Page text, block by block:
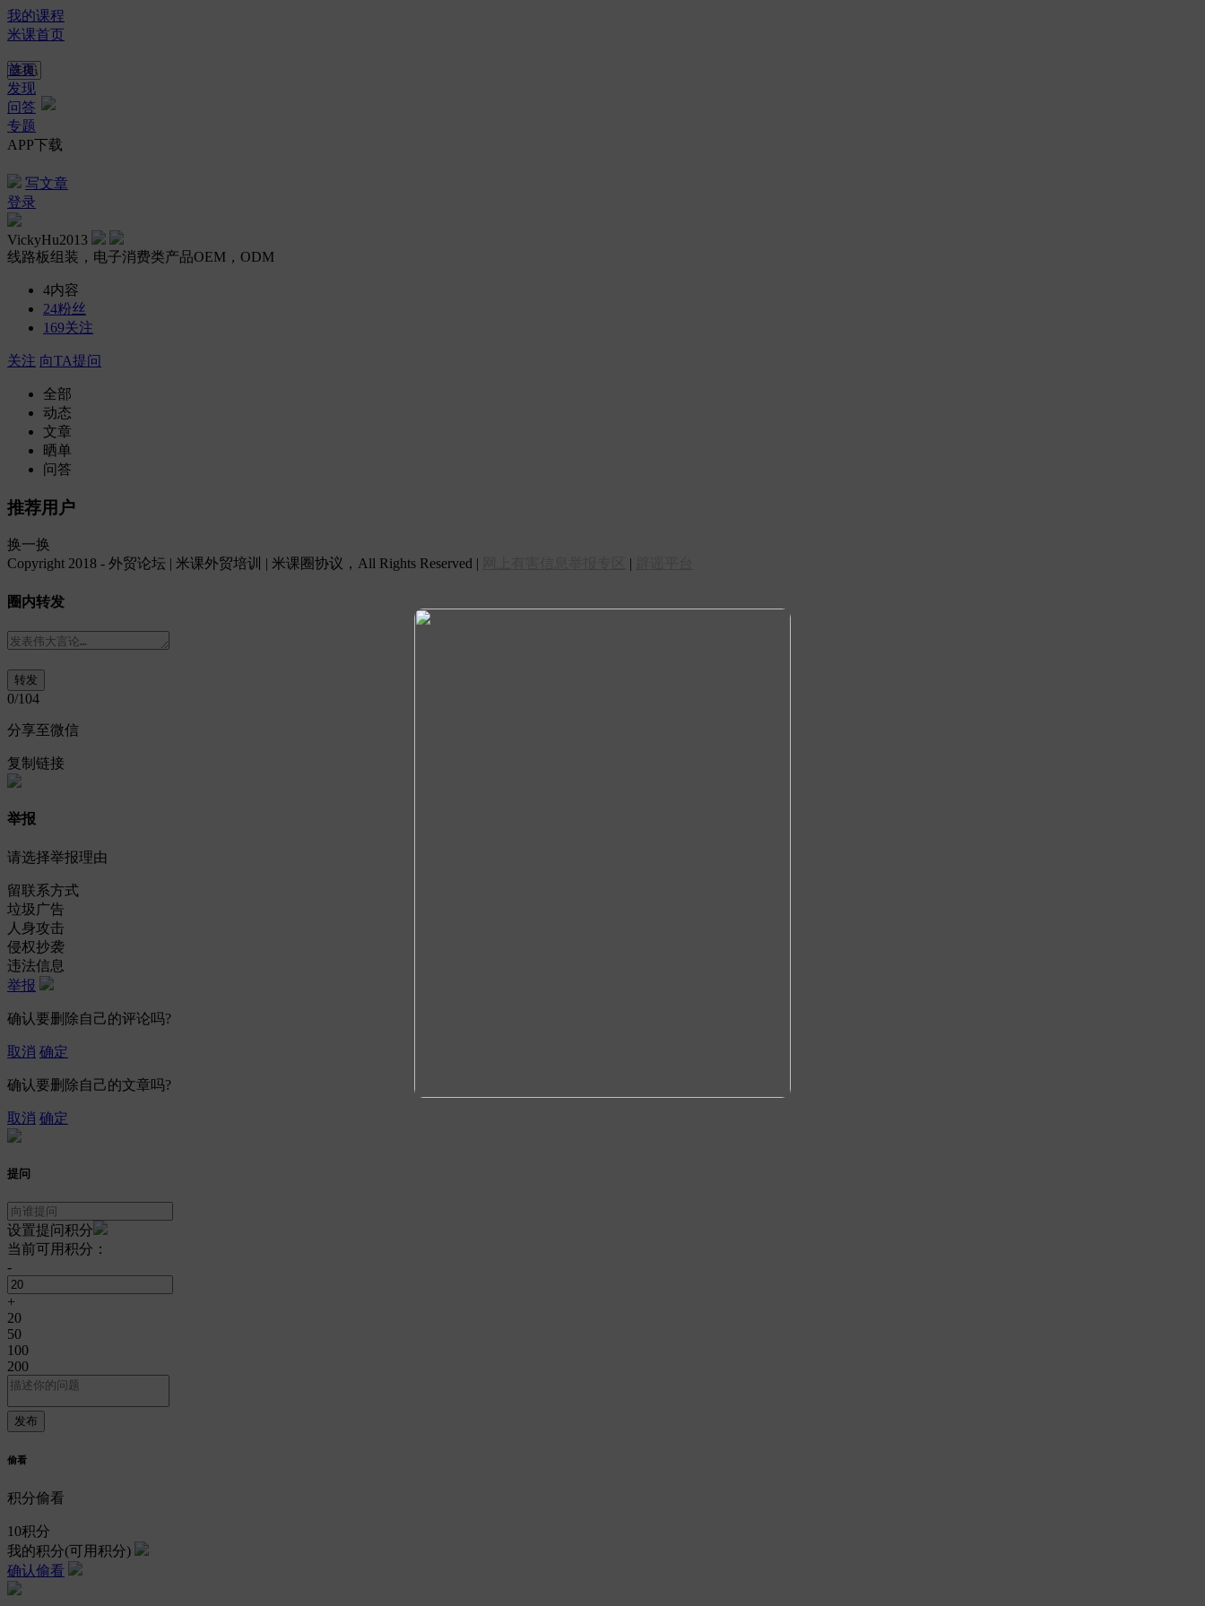
我的课程
米课首页
首页
发现
问答
专题
APP下载
写文章
登录
VickyHu2013
线路板组装，电子消费类产品OEM，ODM
4内容
24粉丝
169关注
关注 向TA提问
全部
动态
文章
晒单
问答
推荐用户
换一换
Copyright 2018 - 外贸论坛 | 米课外贸培训 | 米课圈协议，All Rights Reserved |
|
圈内转发
0/104
分享至微信
复制链接
举报
请选择举报理由
留联系方式
垃圾广告
人身攻击
侵权抄袭
违法信息
举报
确认要删除自己的评论吗?
取消 确定
确认要删除自己的文章吗?
取消 确定
提问
设置提问积分
当前可用积分：
-
+
20
50
100
200
偷看
积分偷看
10积分
我的积分(可用积分)
确认偷看